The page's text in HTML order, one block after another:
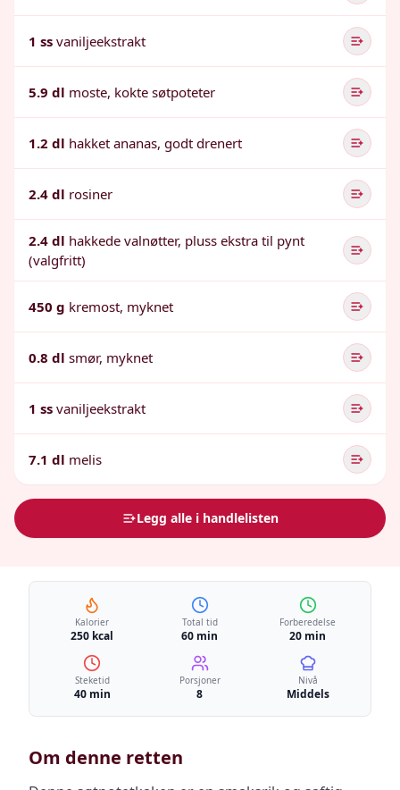
1 ss vaniljeekstrakt
5.9 dl moste, kokte søtpoteter
1.2 dl hakket ananas, godt drenert
2.4 dl rosiner
2.4 dl hakkede valnøtter, pluss ekstra til pynt
(valgfritt)
450 g kremost, myknet
0.8 dl smør, myknet
1 ss vaniljeekstrakt
7.1 dl melis
Legg alle i handlelisten
Kalorier
250 kcal
Total tid
60 min
Forberedelse
20 min
Steketid
40 min
Porsjoner
8
Nivå
Middels
Om denne retten